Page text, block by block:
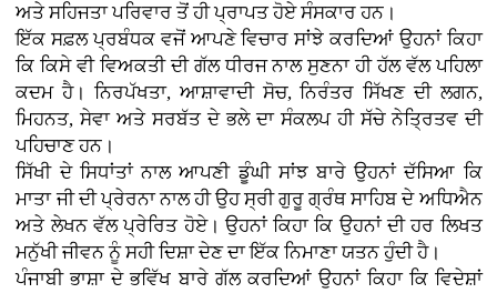
ਅਤੇ ਸਹਿਜਤਾ ਪਰਿਵਾਰ ਤੋਂ ਹੀ ਪ੍ਰਾਪਤ ਹੋਏ ਸੰਸਕਾਰ ਹਨ।
ਇੱਕ ਸਫ਼ਲ ਪ੍ਰਬੰਧਕ ਵਜੋਂ ਆਪਣੇ ਵਿਚਾਰ ਸਾਂਝੇ ਕਰਦਿਆਂ ਉਹਨਾਂ ਕਿਹਾ
ਕਿ ਕਿਸੇ ਵੀ ਵਿਅਕਤੀ ਦੀ ਗੱਲ ਧੀਰਜ ਨਾਲ ਸੁਣਨਾ ਹੀ ਹੱਲ ਵੱਲ ਪਹਿਲਾ
ਕਦਮ ਹੈ। ਨਿਰਪੱਖਤਾ, ਆਸ਼ਾਵਾਦੀ ਸੋਚ, ਨਿਰੰਤਰ ਸਿੱਖਣ ਦੀ ਲਗਨ,
ਮਿਹਨਤ, ਸੇਵਾ ਅਤੇ ਸਰਬੱਤ ਦੇ ਭਲੇ ਦਾ ਸੰਕਲਪ ਹੀ ਸੱਚੇ ਨੇਤ੍ਰਿਤਵ ਦੀ
ਪਹਿਚਾਣ ਹਨ।
ਸਿੱਖੀ ਦੇ ਸਿਧਾਂਤਾਂ ਨਾਲ ਆਪਣੀ ਡੂੰਘੀ ਸਾਂਝ ਬਾਰੇ ਉਹਨਾਂ ਦੱਸਿਆ ਕਿ
ਮਾਤਾ ਜੀ ਦੀ ਪ੍ਰੇਰਨਾ ਨਾਲ ਹੀ ਉਹ ਸ੍ਰੀ ਗੁਰੂ ਗ੍ਰੰਥ ਸਾਹਿਬ ਦੇ ਅਧਿਐਨ
ਅਤੇ ਲੇਖਨ ਵੱਲ ਪ੍ਰੇਰਿਤ ਹੋਏ। ਉਹਨਾਂ ਕਿਹਾ ਕਿ ਉਹਨਾਂ ਦੀ ਹਰ ਲਿਖਤ
ਮਨੁੱਖੀ ਜੀਵਨ ਨੂੰ ਸਹੀ ਦਿਸ਼ਾ ਦੇਣ ਦਾ ਇੱਕ ਨਿਮਾਣਾ ਯਤਨ ਹੁੰਦੀ ਹੈ।
ਪੰਜਾਬੀ ਭਾਸ਼ਾ ਦੇ ਭਵਿੱਖ ਬਾਰੇ ਗੱਲ ਕਰਦਿਆਂ ਉਹਨਾਂ ਕਿਹਾ ਕਿ ਵਿਦੇਸ਼ਾਂ